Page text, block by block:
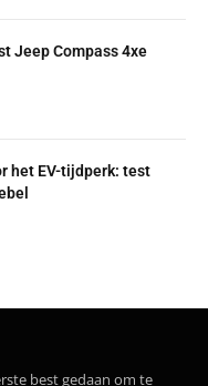
Jeep Compass 4xe
het EV-tijdperk: test
best gedaan om te